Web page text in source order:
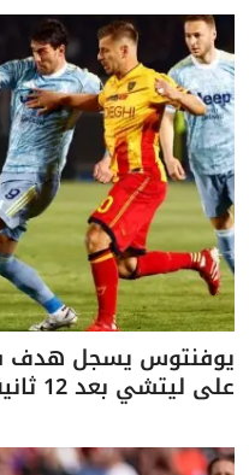
يوفنتوس يسجل هدف
على ليتشي بعد 12 ثانية فقط